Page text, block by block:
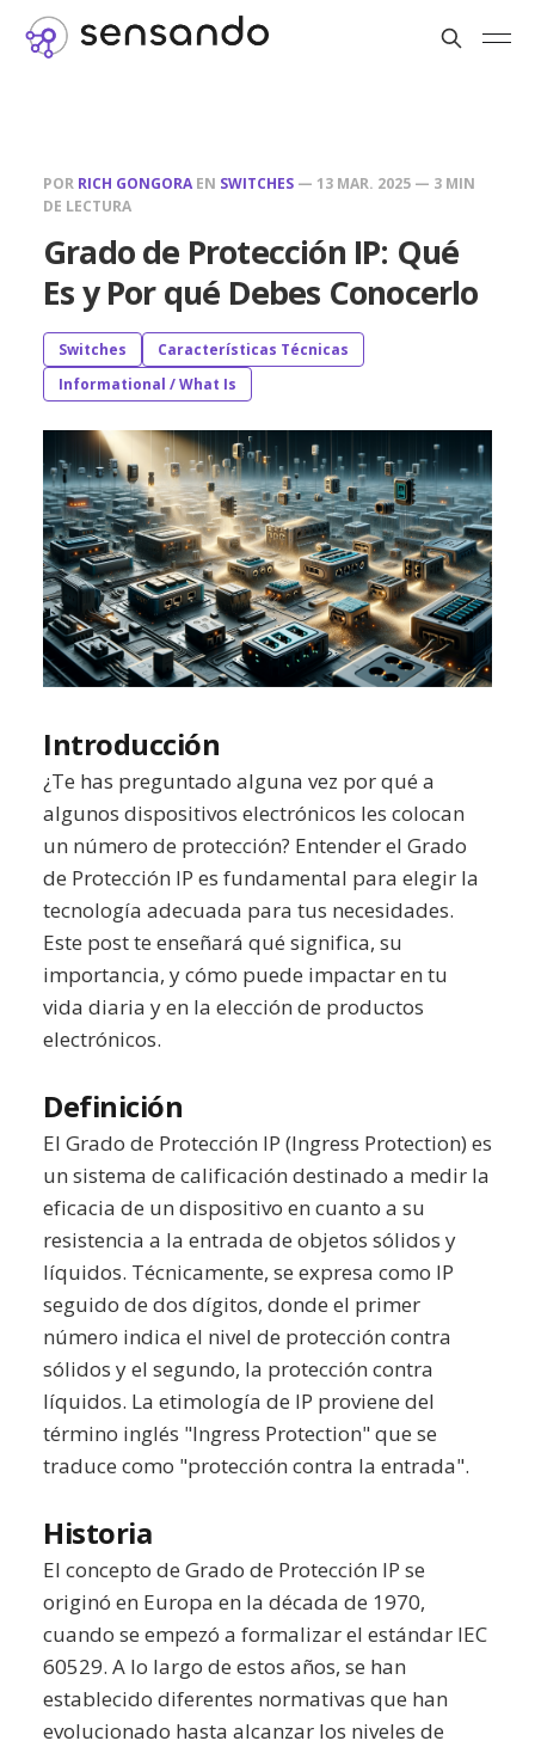
POR RICH GONGORA EN SWITCHES — 13 MAR. 2025 — 3 MIN
DE LECTURA
Grado de Protección IP: Qué
Es y Por qué Debes Conocerlo
Switches
Características Técnicas
Informational / What Is
Introducción
¿Te has preguntado alguna vez por qué a
algunos dispositivos electrónicos les colocan
un número de protección? Entender el Grado
de Protección IP es fundamental para elegir la
tecnología adecuada para tus necesidades.
Este post te enseñará qué significa, su
importancia, y cómo puede impactar en tu
vida diaria y en la elección de productos
electrónicos.
Definición
El Grado de Protección IP (Ingress Protection) es
un sistema de calificación destinado a medir la
eficacia de un dispositivo en cuanto a su
resistencia a la entrada de objetos sólidos y
líquidos. Técnicamente, se expresa como IP
seguido de dos dígitos, donde el primer
número indica el nivel de protección contra
sólidos y el segundo, la protección contra
líquidos. La etimología de IP proviene del
término inglés "Ingress Protection" que se
traduce como "protección contra la entrada".
Historia
El concepto de Grado de Protección IP se
originó en Europa en la década de 1970,
cuando se empezó a formalizar el estándar IEC
60529. A lo largo de estos años, se han
establecido diferentes normativas que han
evolucionado hasta alcanzar los niveles de